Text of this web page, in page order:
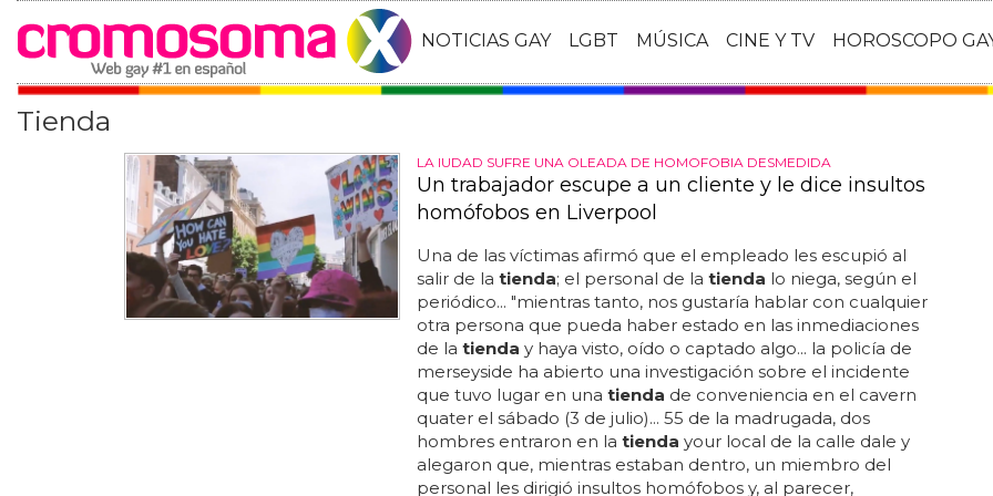
NOTICIAS GAY LGBT MÚSICA CINE Y TV HOROSCOPO
Tienda
LA IUDAD SUFRE UNA OLEADA DE HOMOFOBIA DESMEDIDA
Un trabajador escupe a un cliente y le dice insultos
homófobos en Liverpool
Una de las víctimas afirmó que el empleado les escupió al
salir de la tienda; el personal de la tienda lo niega, según el
periódico... "mientras tanto, nos gustaría hablar con cualquier
otra persona que pueda haber estado en las inmediaciones
de la tienda y haya visto, oído o captado algo... la policía de
merseyside ha abierto una investigación sobre el incidente
que tuvo lugar en una tienda de conveniencia en el cavern
quater el sábado (3 de julio)... 55 de la madrugada, dos
hombres entraron en la tienda your local de la calle dale y
alegaron que, mientras estaban dentro, un miembro del
personal les dirigió insultos homófobos y, al parecer,